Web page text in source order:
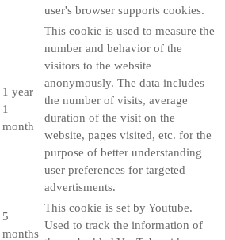
user's browser supports cookies.
1 year
1
month
This cookie is used to measure the
number and behavior of the
visitors to the website
anonymously. The data includes
the number of visits, average
duration of the visit on the
website, pages visited, etc. for the
purpose of better understanding
user preferences for targeted
advertisments.
5
months
This cookie is set by Youtube.
Used to track the information of